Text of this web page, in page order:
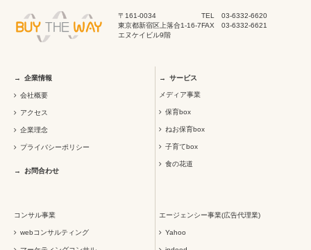
〒161-0034
東京都新宿区上落合1-16-7
エヌケイビル9階
TEL 03-6332-6620
FAX 03-6332-6621
企業情報
会社概要
アクセス
企業理念
プライバシーポリシー
お問合わせ
サービス
メディア事業
保育box
ねお保育box
子育てbox
食の花道
コンサル事業
webコンサルティング
エージェンシー事業(広告代理業)
Yahoo